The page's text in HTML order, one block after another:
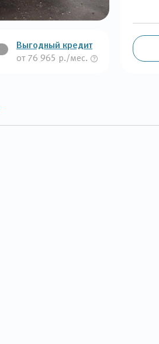
Выгодный кредит
от 76 965 р./мес.